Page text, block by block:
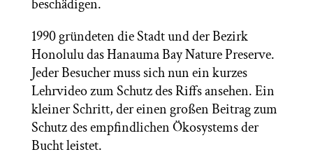
beschädigen.
1990 gründeten die Stadt und der Bezirk
Honolulu das Hanauma Bay Nature Preserve.
Jeder Besucher muss sich nun ein kurzes
Lehrvideo zum Schutz des Riffs ansehen. Ein
kleiner Schritt, der einen großen Beitrag zum
Schutz des empfindlichen Ökosystems der
Bucht leistet.